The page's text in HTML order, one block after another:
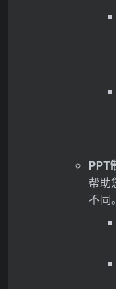
PPT
帮助
不同。